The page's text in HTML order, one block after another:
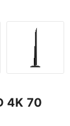
4K 70